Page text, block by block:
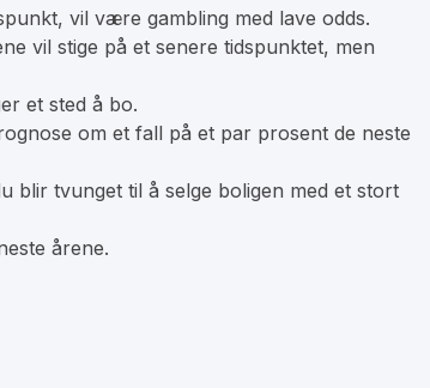
vil være gambling med lave odds.
vil stige på et senere tidspunktet, men
et sted å bo.
om et fall på et par prosent de neste
blir tvunget til å selge boligen med et stort
årene.